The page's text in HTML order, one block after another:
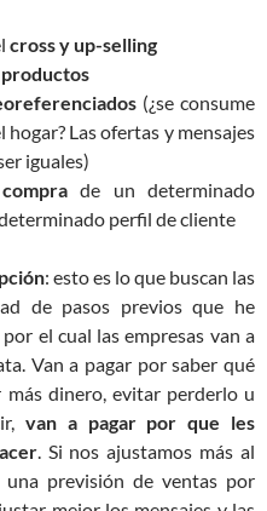
cross y up-selling
(¿se consume
Las ofertas y mensajes
iguales)
de un determinado
perfil de cliente
: esto es lo que buscan las
de pasos previos que he
el cual las empresas van a
Van a pagar por saber qué
dinero, evitar perderlo u
van a pagar por que les
. Si nos ajustamos más al
previsión de ventas por